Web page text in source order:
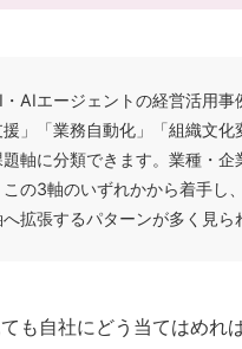
AIエージェントの経営活用事
」「業務自動化」「組織文化
軸に分類できます。業種・企
この3軸のいずれかから着手し
拡張するパターンが多く見ら
ても自社にどう当てはめれ